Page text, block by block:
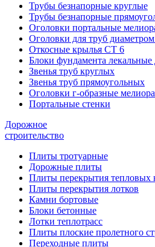
Трубы безнапорные круглые
Трубы безнапорные
Оголовки портальные
Оголовки для труб
Откосные крылья СТ 6
Блоки фундамента лекальные
Звенья труб круглых
Звенья труб прямоугольных
Оголовки г-образные
Портальные стенки
Дорожное
строительство
Плиты тротуарные
Дорожные плиты
Плиты перекрытия тепловых
Плиты перекрытия лотков
Камни бортовые
Блоки бетонные
Лотки теплотрасс
Плиты плоские пролетного
Переходные плиты